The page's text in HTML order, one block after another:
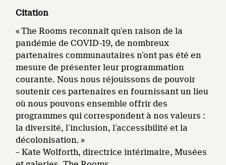
Citation
« The Rooms reconnaît qu’en raison de la
pandémie de COVID-19, de nombreux
partenaires communautaires n’ont pas été en
mesure de présenter leur programmation
courante. Nous nous réjouissons de pouvoir
soutenir ces partenaires en fournissant un lieu
où nous pouvons ensemble offrir des
programmes qui correspondent à nos valeurs :
la diversité, l’inclusion, l’accessibilité et la
décolonisation. »
– Kate Wolforth, directrice intérimaire, Musées